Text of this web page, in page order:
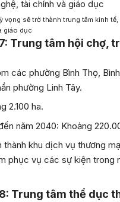
vọng sẽ trở thành trung tâm kinh
giáo dục
Trung tâm hội chợ,
các phường Bình Thọ,
phường Linh Tây.
2.100 ha.
năm 2040: Khoảng
thành khu dịch vụ thương
phục vụ các sự kiện trong
Trung tâm thể dục